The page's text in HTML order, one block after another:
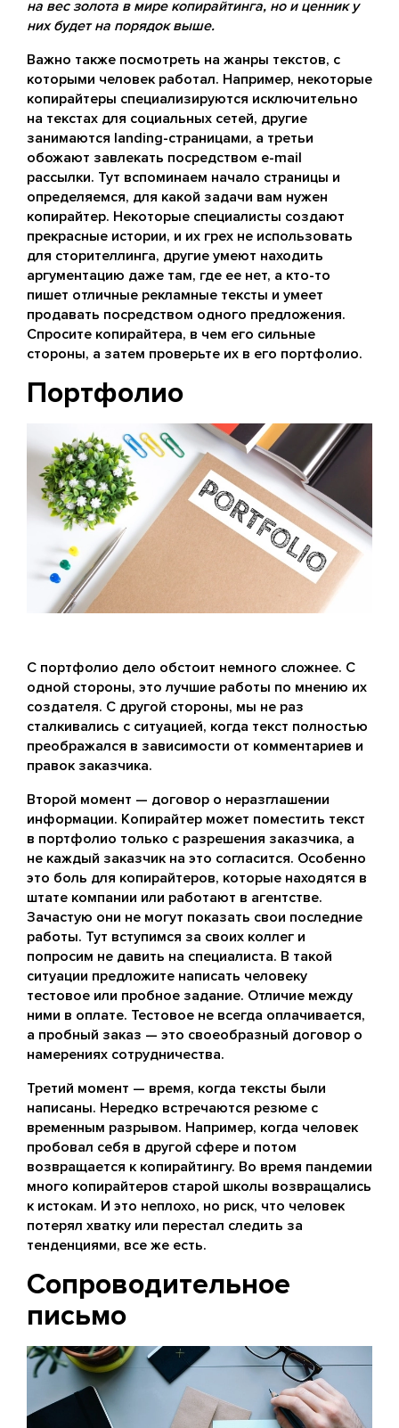
на вес золота в мире копирайтинга, но и ценник у
них будет на порядок выше.
Важно также посмотреть на жанры текстов, с
которыми человек работал. Например, некоторые
копирайтеры специализируются исключительно
на текстах для социальных сетей, другие
занимаются landing-страницами, а третьи
обожают завлекать посредством e-mail
рассылки. Тут вспоминаем начало страницы и
определяемся, для какой задачи вам нужен
копирайтер. Некоторые специалисты создают
прекрасные истории, и их грех не использовать
для сторителлинга, другие умеют находить
аргументацию даже там, где ее нет, а кто-то
пишет отличные рекламные тексты и умеет
продавать посредством одного предложения.
Спросите копирайтера, в чем его сильные
стороны, а затем проверьте их в его портфолио.
Портфолио
С портфолио дело обстоит немного сложнее. С
одной стороны, это лучшие работы по мнению их
создателя. С другой стороны, мы не раз
сталкивались с ситуацией, когда текст полностью
преображался в зависимости от комментариев и
правок заказчика.
Второй момент — договор о неразглашении
информации. Копирайтер может поместить текст
в портфолио только с разрешения заказчика, а
не каждый заказчик на это согласится. Особенно
это боль для копирайтеров, которые находятся в
штате компании или работают в агентстве.
Зачастую они не могут показать свои последние
работы. Тут вступимся за своих коллег и
попросим не давить на специалиста. В такой
ситуации предложите написать человеку
тестовое или пробное задание. Отличие между
ними в оплате. Тестовое не всегда оплачивается,
а пробный заказ — это своеобразный договор о
намерениях сотрудничества.
Третий момент — время, когда тексты были
написаны. Нередко встречаются резюме с
временным разрывом. Например, когда человек
пробовал себя в другой сфере и потом
возвращается к копирайтингу. Во время пандемии
много копирайтеров старой школы возвращались
к истокам. И это неплохо, но риск, что человек
потерял хватку или перестал следить за
тенденциями, все же есть.
Сопроводительное
письмо